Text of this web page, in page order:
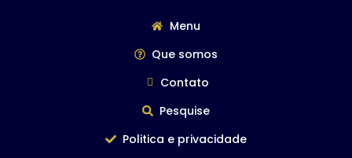
Menu
Que somos
Contato
Pesquise
Politica e privacidade